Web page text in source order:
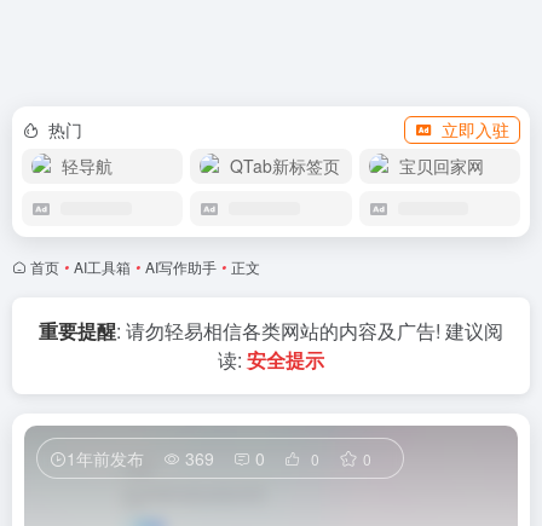
热门
立即入驻
轻导航
QTab新标签页 宝贝回家网
首页 • AI工具箱 • AI写作助手 • 正文
重要提醒: 请勿轻易相信各类网站的内容及广告! 建议阅
读: 安全提示
1年前发布 369 0 0 0